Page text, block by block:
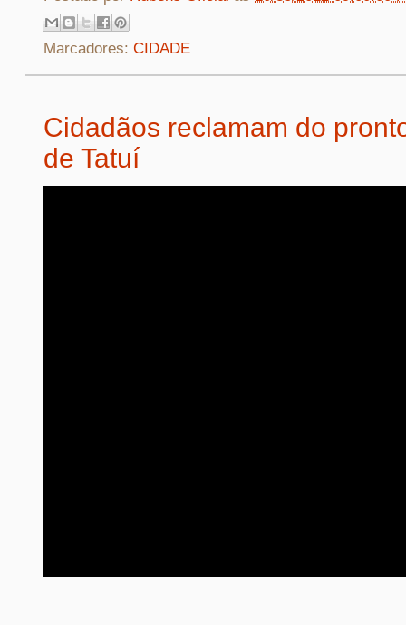
Marcadores: CIDADE
Cidadãos reclamam do
de Tatuí